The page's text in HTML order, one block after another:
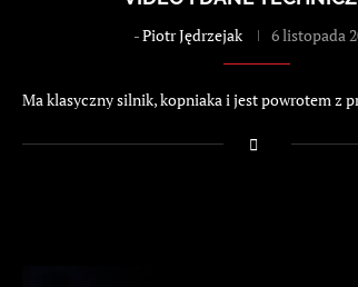
-Piotr Jędrzejak 6 listopada
Ma klasyczny silnik, kopniaka i jest powrotem z